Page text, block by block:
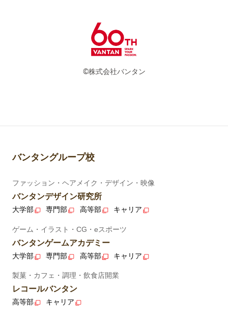
©株式会社バンタン
バンタングループ校
ファッション・ヘアメイク・デザイン・映像
バンタンデザイン研究所
大学部 専門部 高等部 キャリア
ゲーム・イラスト・CG・eスポーツ
バンタンゲームアカデミー
大学部 専門部 高等部 キャリア
製菓・カフェ・調理・飲食店開業
レコールバンタン
高等部 キャリア